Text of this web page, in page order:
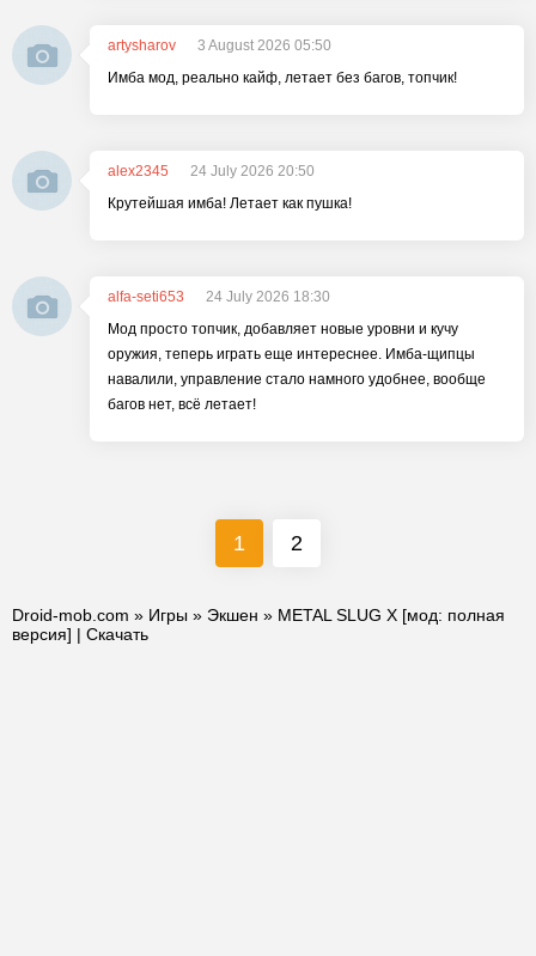
artysharov
3 August 2026 05:50
Имба мод, реально кайф, летает без багов, топчик!
alex2345
24 July 2026 20:50
Крутейшая имба! Летает как пушка!
alfa-seti653
24 July 2026 18:30
Мод просто топчик, добавляет новые уровни и кучу
оружия, теперь играть еще интереснее. Имба-щипцы
навалили, управление стало намного удобнее, вообще
багов нет, всё летает!
1 2
Droid-mob.com » Игры » Экшен » METAL SLUG X [мод: полная
версия] | Скачать